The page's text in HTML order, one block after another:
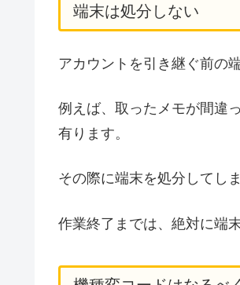
端末は処分しない
アカウントを引き継ぐ前の
例えば、取ったメモが間違
有ります。
その際に端末を処分してし
作業終了までは、絶対に端